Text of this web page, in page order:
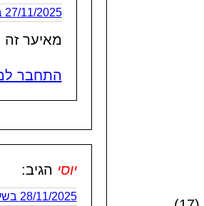
27/11/2025 בשעה 18:35:48
מאיער
התחבר
יוסי הגיב:
28/11/2025 בשעה 12:23:11